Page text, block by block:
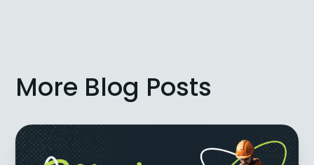
More Blog Posts